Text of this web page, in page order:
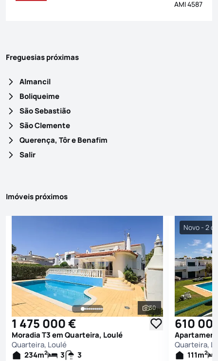
AMI 4587
Freguesias próximas
Almancil
Boliqueime
São Sebastião
São Clemente
Querença, Tôr e Benafim
Salir
Imóveis próximos
Ver todas as
30
1 475 000 €
Moradia T3 em Quarteira, Loulé
Quarteira, Loulé
234m2 3 3
Novo - 2
610
Quarteira,
111m2